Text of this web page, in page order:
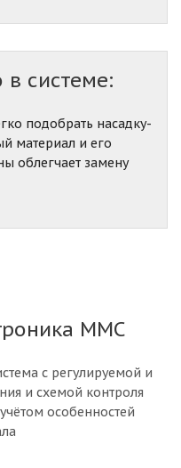
в системе:
подобрать насадку-
материал и его
облегчает замену
MMC
с регулируемой и
и схемой контроля
особенностей